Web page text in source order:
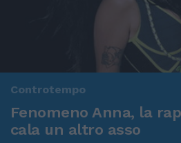
Controtempo
Fenomeno Anna, la
cala un altro asso